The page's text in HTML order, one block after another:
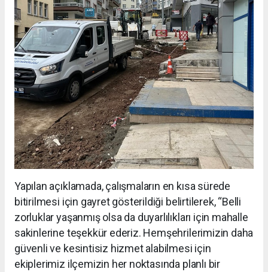
Yapılan açıklamada, çalışmaların en kısa sürede
bitirilmesi için gayret gösterildiği belirtilerek, “Belli
zorluklar yaşanmış olsa da duyarlılıkları için mahalle
sakinlerine teşekkür ederiz. Hemşehrilerimizin daha
güvenli ve kesintisiz hizmet alabilmesi için
ekiplerimiz ilçemizin her noktasında planlı bir